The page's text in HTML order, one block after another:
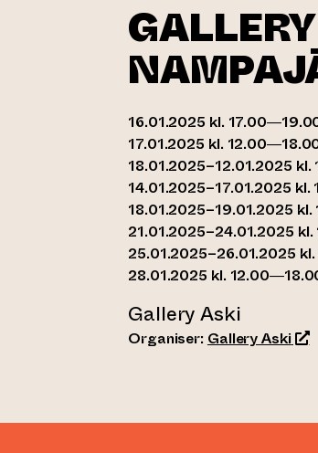
16.01.2025 kl.
17.01.2025 kl.
18.01.2025–12.01.2025
14.01.2025–17.01.2025
18.01.2025–19.01.2025
21.01.2025–24.01.2025
25.01.2025–26.01.2025
28.01.2025 kl.
Gallery Aski
Organiser: Gallery Aski